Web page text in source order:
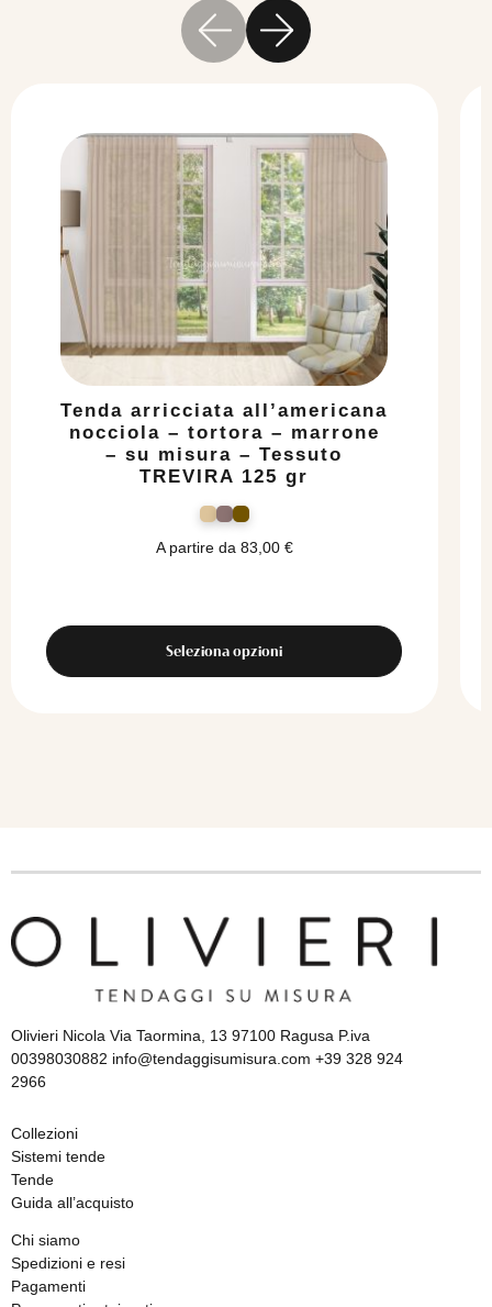
Tenda arricciata all’americana
nocciola – tortora – marrone
– su misura – Tessuto
TREVIRA 125 gr
A partire da 83,00 €
Seleziona opzioni
Olivieri Nicola Via Taormina, 13 97100 Ragusa P.iva
00398030882 info@tendaggisumisura.com +39 328 924
2966
Collezioni
Sistemi tende
Tende
Guida all’acquisto
Chi siamo
Spedizioni e resi
Pagamenti